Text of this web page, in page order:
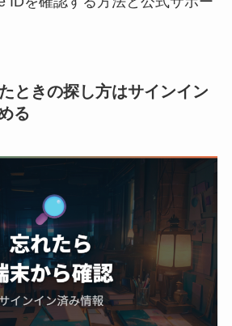
ときの探し方はサインイン
る